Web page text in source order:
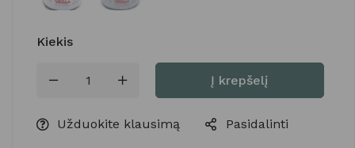
Kiekis
Į krepšelį
Užduokite klausimą Pasidalinti